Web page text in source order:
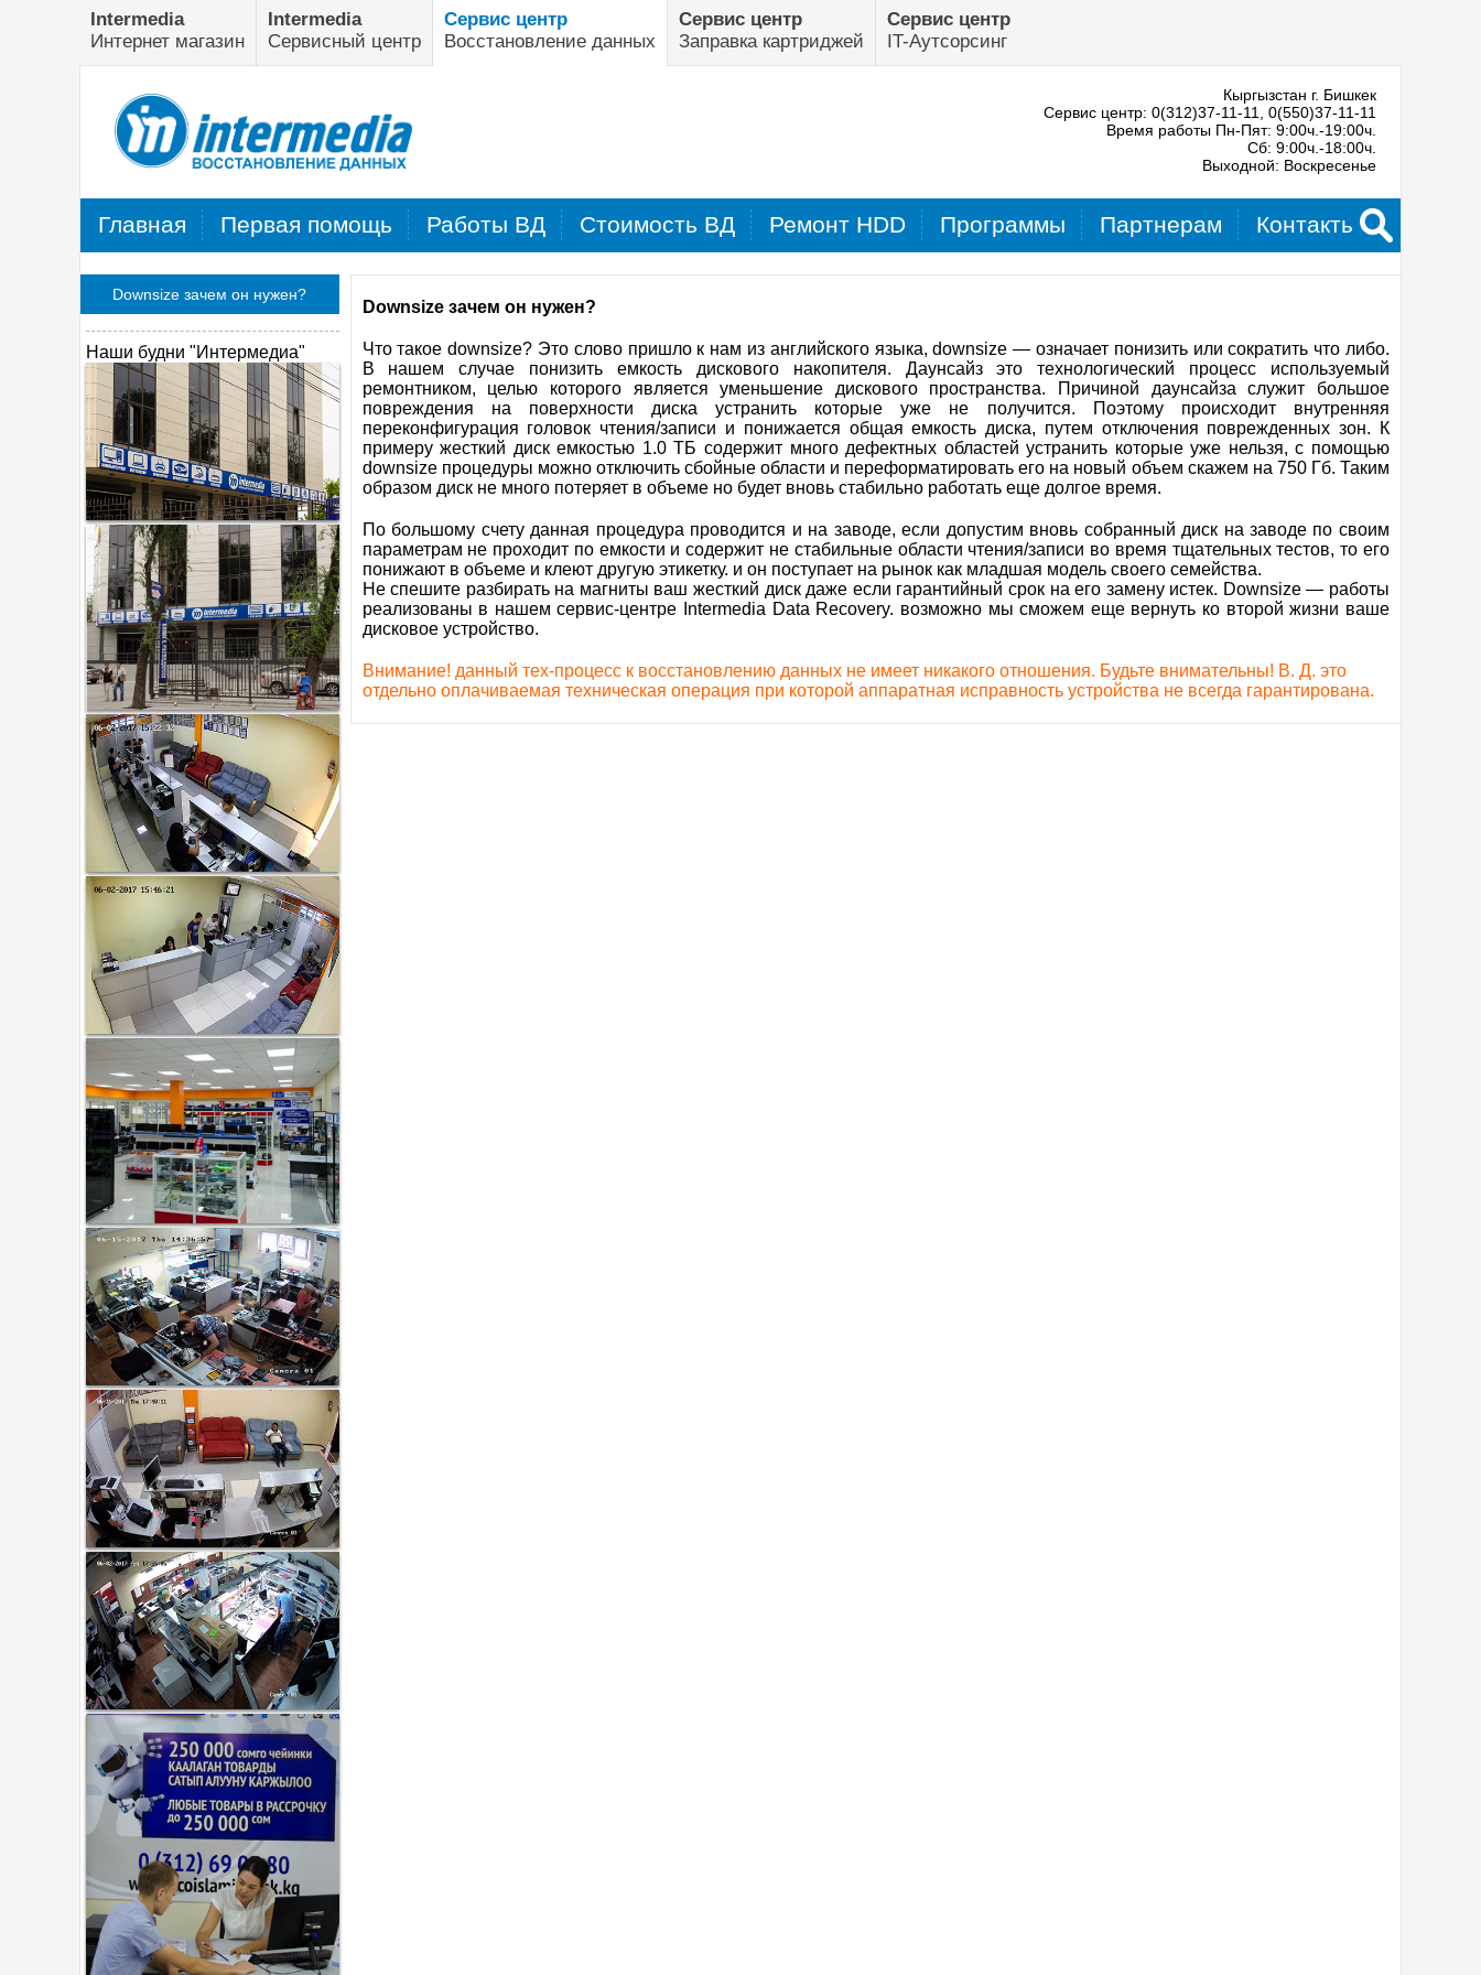
Intermedia
Интернет магазин
Intermedia
Сервисный центр
Сервис центр
Восстановление данных
Сервис центр
Заправка картриджей
Сервис центр
IT-Аутсорсинг
Кыргызстан г. Бишкек
Сервис центр: 0(312)37-11-11, 0(550)37-11-11
Время работы Пн-Пят: 9:00ч.-19:00ч.
Сб: 9:00ч.-18:00ч.
Выходной: Воскресенье
Главная Первая помощь Работы ВД Стоимость ВД Ремонт HDD Программы Партнерам Контакты
Downsize зачем он нужен?
Наши будни "Интермедиа"
Downsize зачем он нужен?
Что такое downsize? Это слово пришло к нам из английского языка, downsize — означает понизить или сократить что либо.
В нашем случае понизить емкость дискового накопителя. Даунсайз это технологический процесс используемый
ремонтником, целью которого является уменьшение дискового пространства. Причиной даунсайза служит большое
повреждения на поверхности диска устранить которые уже не получится. Поэтому происходит внутренняя
переконфигурация головок чтения/записи и понижается общая емкость диска, путем отключения поврежденных зон. К
примеру жесткий диск емкостью 1.0 ТБ содержит много дефектных областей устранить которые уже нельзя, с помощью
downsize процедуры можно отключить сбойные области и переформатировать его на новый объем скажем на 750 Гб. Таким
образом диск не много потеряет в объеме но будет вновь стабильно работать еще долгое время.
По большому счету данная процедура проводится и на заводе, если допустим вновь собранный диск на заводе по своим
параметрам не проходит по емкости и содержит не стабильные области чтения/записи во время тщательных тестов, то его
понижают в объеме и клеют другую этикетку. и он поступает на рынок как младшая модель своего семейства.
Не спешите разбирать на магниты ваш жесткий диск даже если гарантийный срок на его замену истек. Downsize — работы
реализованы в нашем сервис-центре Intermedia Data Recovery. возможно мы сможем еще вернуть ко второй жизни ваше
дисковое устройство.
Внимание! данный тех-процесс к восстановлению данных не имеет никакого отношения. Будьте внимательны! В. Д. это
отдельно оплачиваемая техническая операция при которой аппаратная исправность устройства не всегда гарантирована.